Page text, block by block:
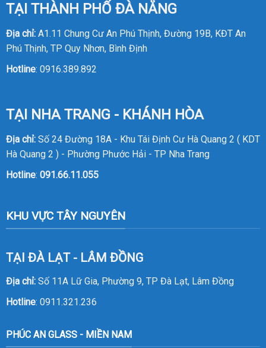
TẠI THÀNH PHỐ ĐÀ NẴNG
Địa chỉ:A1.11 Chung Cư An Phú Thịnh, Đường 19B, KĐT An
Phú Thịnh, TP Quy Nhơn, Bình Định
Hotline: 0916.389.892
TẠI NHA TRANG - KHÁNH HÒA
Địa chỉ: Số 24 Đường 18A - Khu Tái Định Cư Hà Quang 2 ( KDT
Hà Quang 2 ) - Phường Phước Hải - TP Nha Trang
Hotline: 091.66.11.055
KHU VỰC TÂY NGUYÊN
TẠI ĐÀ LẠT - LÂM ĐỒNG
Địa chỉ:Số 11A Lữ Gia, Phường 9, TP Đà Lạt, Lâm Đồng
Hotline: 0911.321.236
PHÚC AN GLASS - MIỀN NAM